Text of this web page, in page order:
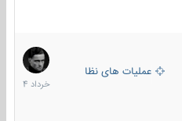
عملیات های نظامی خارجی
5
خرداد
1404